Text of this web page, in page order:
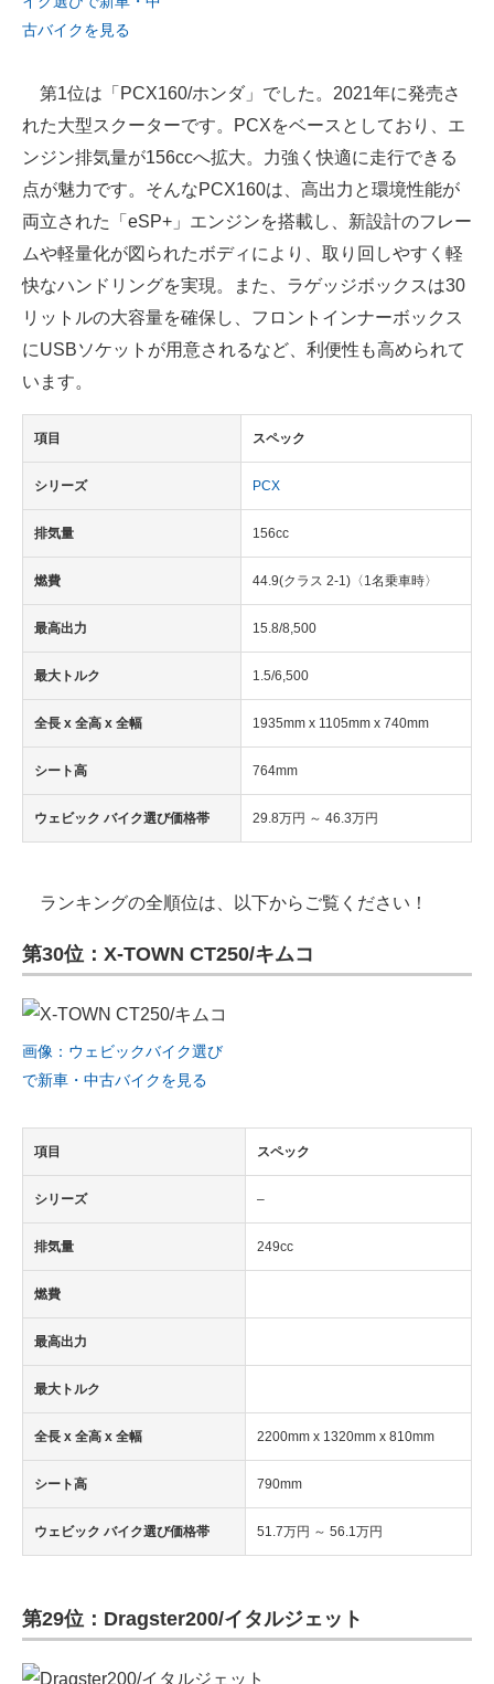
古バイクを見る
第1位は「PCX160/ホンダ」でした。2021年に発売さ
れた大型スクーターです。PCXをベースとしており、エ
ンジン排気量が156ccへ拡大。力強く快適に走行できる
点が魅力です。そんなPCX160は、高出力と環境性能が
両立された「eSP+」エンジンを搭載し、新設計のフレー
ムや軽量化が図られたボディにより、取り回しやすく軽
快なハンドリングを実現。また、ラゲッジボックスは30
リットルの大容量を確保し、フロントインナーボックス
にUSBソケットが用意されるなど、利便性も高められて
います。
項目 スペック
シリーズ PCX
排気量 156cc
燃費 44.9(クラス 2-1)〈1名乗車時〉
最高出力 15.8/8,500
最大トルク 1.5/6,500
全長 x 全高 x 全幅 1935mm x 1105mm x 740mm
シート高 764mm
ウェビック バイク選び価格帯 29.8万円 ～ 46.3万円
ランキングの全順位は、以下からご覧ください！
第30位：X-TOWN CT250/キムコ
画像：ウェビックバイク選び
で新車・中古バイクを見る
項目 スペック
シリーズ –
排気量 249cc
燃費
最高出力
最大トルク
全長 x 全高 x 全幅 2200mm x 1320mm x 810mm
シート高 790mm
ウェビック バイク選び価格帯 51.7万円 ～ 56.1万円
第29位：Dragster200/イタルジェット